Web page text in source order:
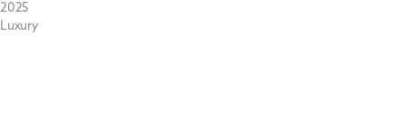
2025
Luxury